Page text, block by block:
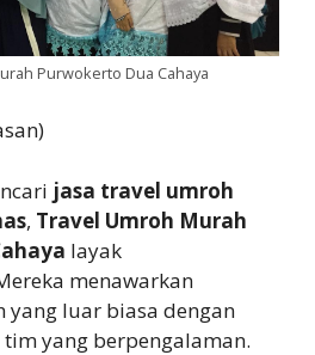
Purwokerto Dua Cahaya
jasa travel umroh
, Travel Umroh Murah
layak
menawarkan
yang luar biasa dengan
yang berpengalaman.